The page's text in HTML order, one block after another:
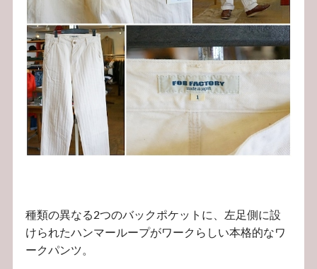
種類の異なる2つのバックポケットに、左足側に設
けられたハンマーループがワークらしい本格的なワ
ークパンツ。